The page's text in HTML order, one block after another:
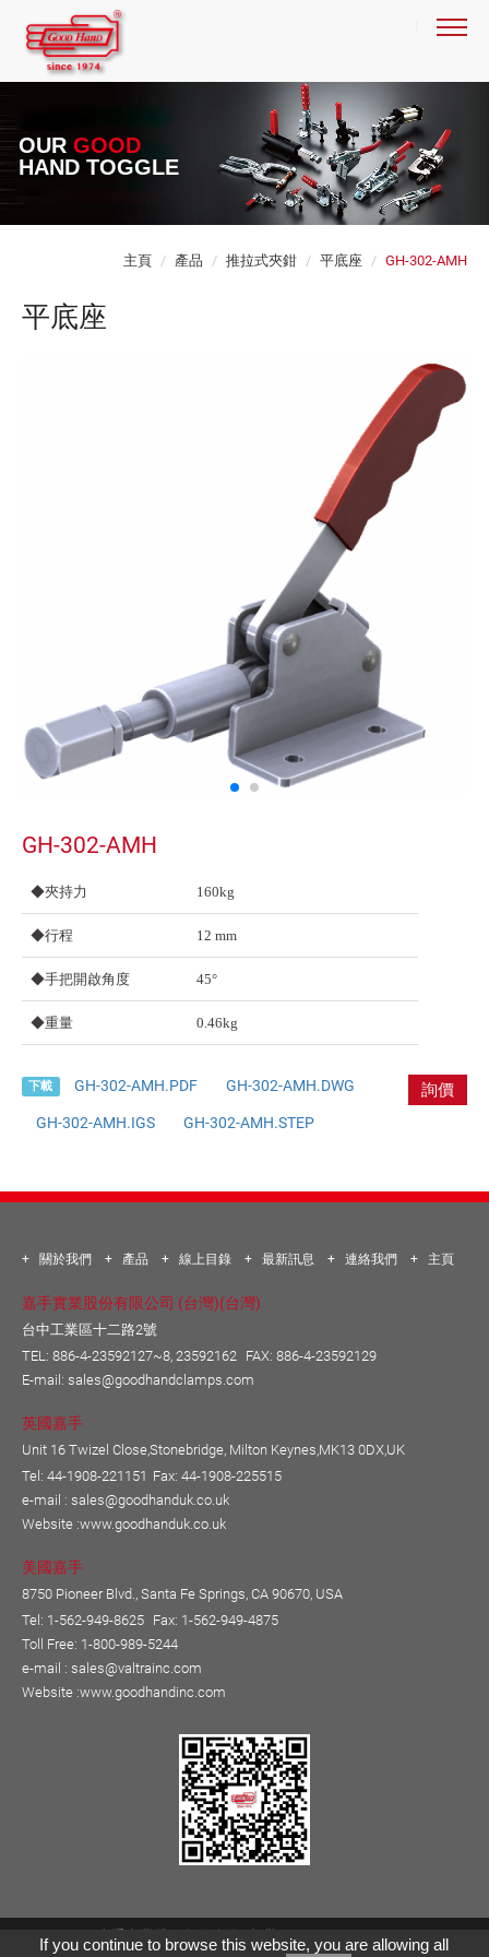
OUR GOOD
HAND TOGGLE
主頁 產品 推拉式夾鉗 平底座 GH-302-AMH
平底座
GH-302-AMH
◆夾持力 160kg
◆行程 12 mm
◆手把開啟角度 45°
◆重量 0.46kg
詢價
下載 GH-302-AMH.PDF GH-302-AMH.DWG
GH-302-AMH.IGS GH-302-AMH.STEP
關於我們 產品 線上目錄 最新訊息 連絡我們 主頁
嘉手實業股份有限公司 (台灣)(台灣)
台中工業區十二路2號
TEL: 886-4-23592127~8, 23592162 FAX: 886-4-23592129
E-mail: sales@goodhandclamps.com
英國嘉手
Unit 16 Twizel Close,Stonebridge, Milton Keynes,MK13 0DX,UK
Tel: 44-1908-221151 Fax: 44-1908-225515
e-mail : sales@goodhanduk.co.uk
Website :www.goodhanduk.co.uk
美國嘉手
8750 Pioneer Blvd., Santa Fe Springs, CA 90670, USA
Tel: 1-562-949-8625 Fax: 1-562-949-4875
Toll Free: 1-800-989-5244
e-mail : sales@valtrainc.com
Website :www.goodhandinc.com
Copyright © 嘉手實業股份有限公司 (台灣)
If you continue to browse this website, you are allowing all